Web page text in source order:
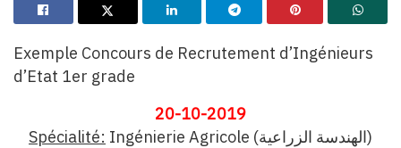
Exemple Concours de Recrutement d’Ingénieurs
d’Etat 1er grade
20-10-2019
Spécialité:
Ingénierie Agricole (الهندسة الزراعية)